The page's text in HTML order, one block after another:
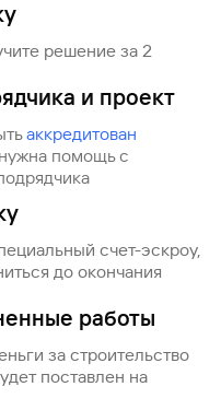
решение за 2
и проект
аккредитован
помощь с
счет-эскроу,
до окончания
работы
за строительство
поставлен на